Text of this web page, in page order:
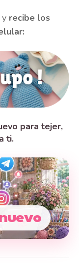
recibe los
para tejer,
ti.